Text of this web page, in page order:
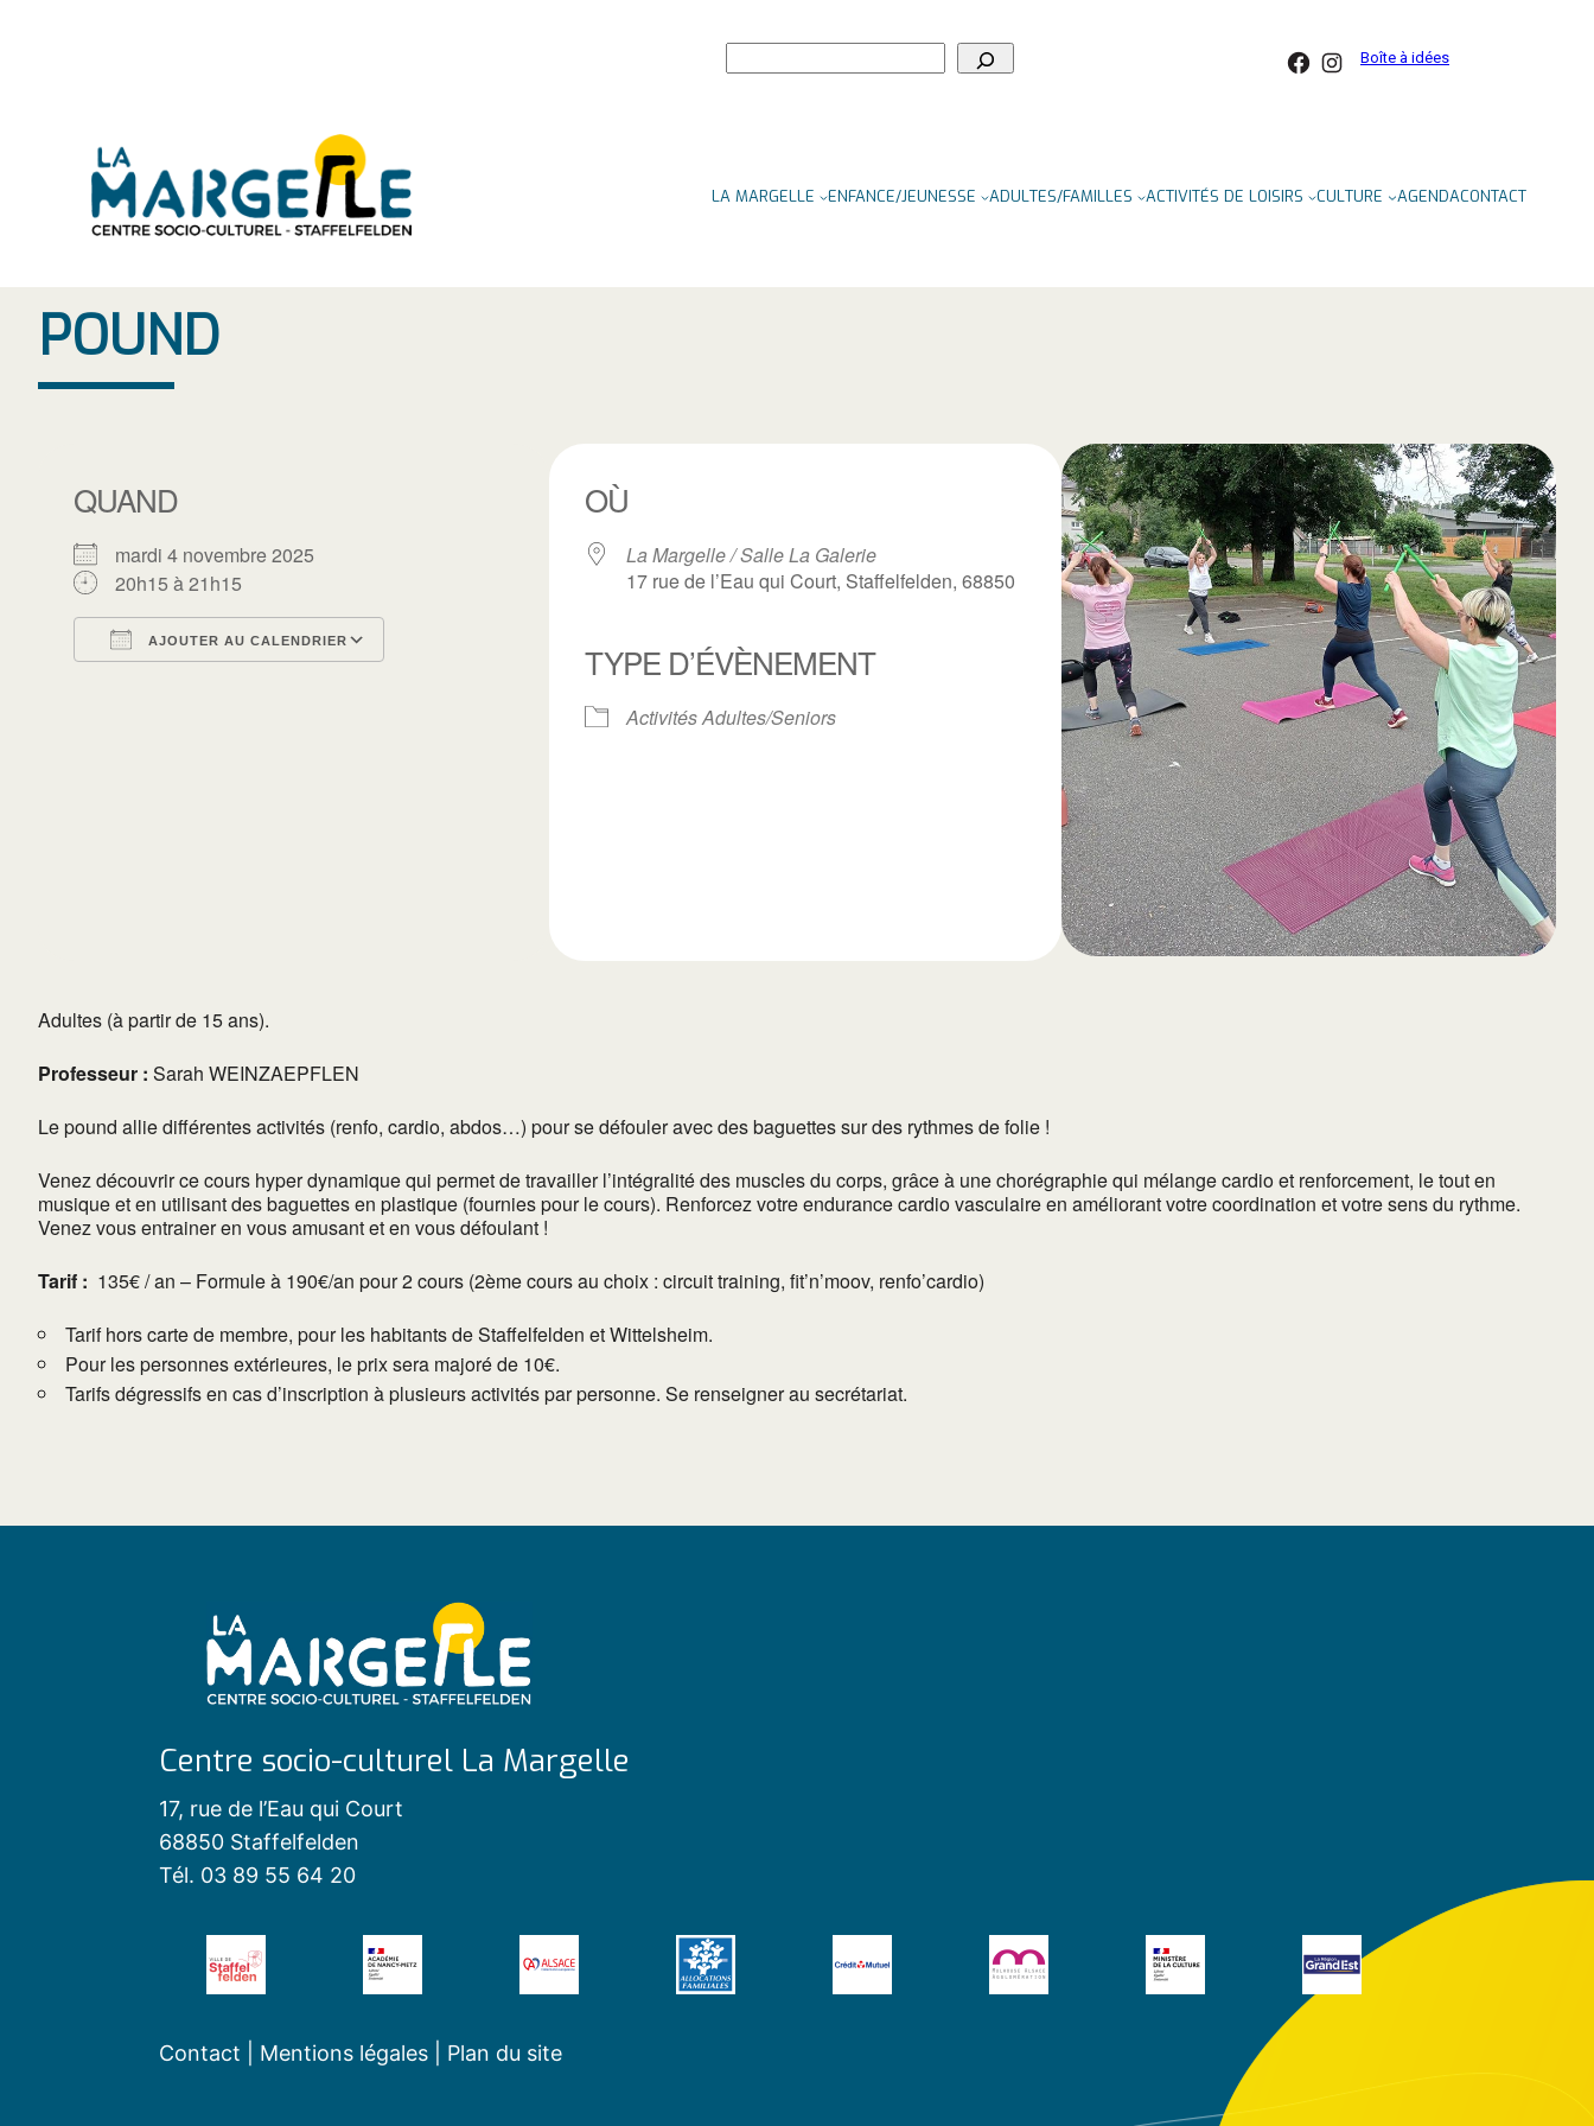
Facebook
Instagram
Boîte à idées
LA MARGELLE ENFANCE/JEUNESSE ADULTES/FAMILLES ACTIVITÉS DE LOISIRS CULTURE AGENDACONTACT
POUND
QUAND
mardi 4 novembre 2025
20h15 à 21h15
AJOUTER AU CALENDRIER
iCalendar Office 365 Outlook Live
OÙ
La Margelle / Salle La Galerie
17 rue de l’Eau qui Court, Staffelfelden, 68850
TYPE D’ÉVÈNEMENT
Activités Adultes/Seniors
Adultes (à partir de 15 ans).
Professeur : Sarah WEINZAEPFLEN
Le pound allie différentes activités (renfo, cardio, abdos…) pour se défouler avec des baguettes sur des rythmes de folie !
Venez découvrir ce cours hyper dynamique qui permet de travailler l’intégralité des muscles du corps, grâce à une chorégraphie qui mélange cardio et renforcement, le tout en
musique et en utilisant des baguettes en plastique (fournies pour le cours). Renforcez votre endurance cardio vasculaire en améliorant votre coordination et votre sens du rythme.
Venez vous entrainer en vous amusant et en vous défoulant !
Tarif : 135€ / an – Formule à 190€/an pour 2 cours (2ème cours au choix : circuit training, fit’n’moov, renfo’cardio)
Tarif hors carte de membre, pour les habitants de Staffelfelden et Wittelsheim.
Pour les personnes extérieures, le prix sera majoré de 10€.
Tarifs dégressifs en cas d’inscription à plusieurs activités par personne. Se renseigner au secrétariat.
Centre socio-culturel La Margelle
17, rue de l’Eau qui Court
68850 Staffelfelden
Tél. 03 89 55 64 20
Contact Mentions légales Plan du site